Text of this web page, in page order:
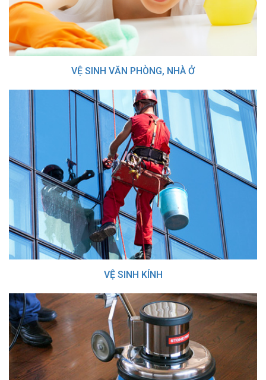
VỆ SINH VĂN PHÒNG, NHÀ Ở
VỆ SINH KÍNH